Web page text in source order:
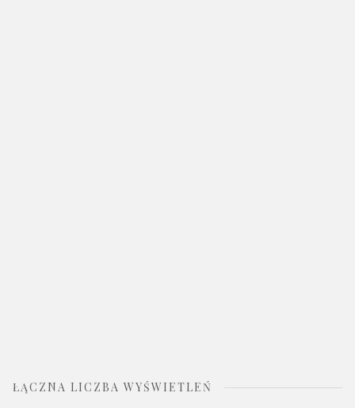
ŁĄCZNA LICZBA WYŚWIETLEŃ